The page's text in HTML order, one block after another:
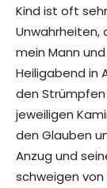
Kind ist oft
Unwahrheiten,
mein Mann
Heiligabend in
den
jeweiligen
den Glauben
Anzug und
schweigen von